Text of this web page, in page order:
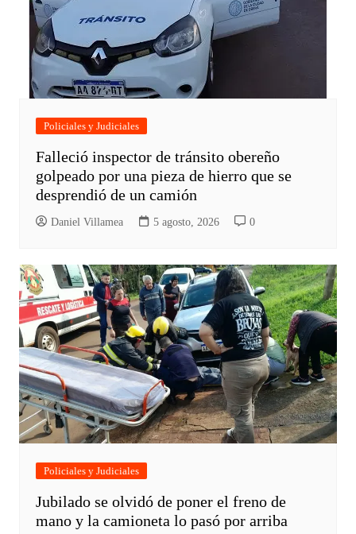
Policiales y Judiciales
Falleció inspector de tránsito obereño
golpeado por una pieza de hierro que se
desprendió de un camión
Daniel Villamea 5 agosto, 2026 0
Policiales y Judiciales
Jubilado se olvidó de poner el freno de
mano y la camioneta lo pasó por arriba